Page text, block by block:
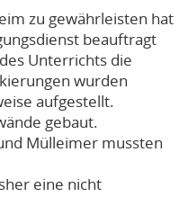
zu gewährleisten hat
beauftragt
Unterrichts die
wurden
aufgestellt.
gebaut.
Mülleimer mussten
eine nicht